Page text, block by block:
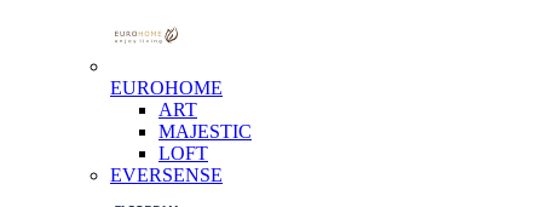
EUROHOME
ART
MAJESTIC
LOFT
EVERSENSE